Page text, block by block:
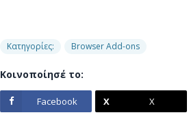
Κατηγορίες: Browser Add-ons
Κοινοποίησέ το:
Facebook
X